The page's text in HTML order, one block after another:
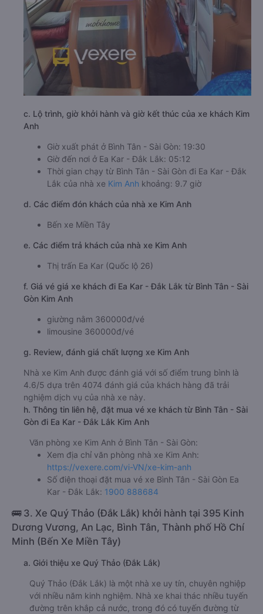
c. Lộ trình, giờ khởi hành và giờ kết thúc của xe khách Kim
Anh
Giờ xuất phát ở Bình Tân - Sài Gòn: 19:30
Giờ đến nơi ở Ea Kar - Đắk Lắk: 05:12
Thời gian chạy từ Bình Tân - Sài Gòn đi Ea Kar - Đắk
Lắk của nhà xe Kim Anh khoảng: 9.7 giờ
d. Các điểm đón khách của nhà xe Kim Anh
Bến xe Miền Tây
e. Các điểm trả khách của nhà xe Kim Anh
Thị trấn Ea Kar (Quốc lộ 26)
f. Giá vé giá xe khách đi Ea Kar - Đắk Lắk từ Bình Tân - Sài
Gòn Kim Anh
giường nằm 360000đ/vé
limousine 360000đ/vé
g. Review, đánh giá chất lượng xe Kim Anh
Nhà xe Kim Anh được đánh giá với số điểm trung bình là
4.6/5 dựa trên 4074 đánh giá của khách hàng đã trải
nghiệm dịch vụ của nhà xe này.
h. Thông tin liên hệ, đặt mua vé xe khách từ Bình Tân - Sài
Gòn đi Ea Kar - Đắk Lắk Kim Anh
Văn phòng xe Kim Anh ở Bình Tân - Sài Gòn:
Xem địa chỉ văn phòng nhà xe Kim Anh:
https://vexere.com/vi-VN/xe-kim-anh
Số điện thoại đặt mua vé xe Bình Tân - Sài Gòn Ea
Kar - Đắk Lắk: 1900 888684
🚌 3. Xe Quý Thảo (Đắk Lắk) khởi hành tại 395 Kinh
Dương Vương, An Lạc, Bình Tân, Thành phố Hồ Chí
Minh (Bến Xe Miền Tây)
a. Giới thiệu xe Quý Thảo (Đắk Lắk)
Quý Thảo (Đắk Lắk) là một nhà xe uy tín, chuyên nghiệp
với nhiều năm kinh nghiệm. Nhà xe khai thác nhiều tuyến
đường trên khắp cả nước, trong đó có tuyến đường từ